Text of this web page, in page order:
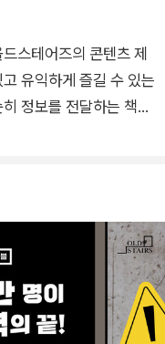
스테어즈의 콘텐츠 제
유익하게 즐길 수 있는
정보를 전달하는 책이
>, <인생고전요약.zip